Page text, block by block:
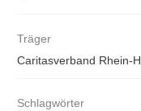
Träger
Caritasverband Rhein-
Schlagwörter